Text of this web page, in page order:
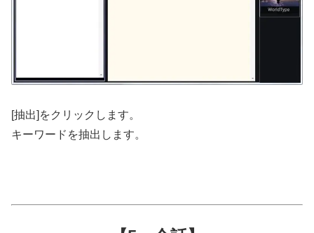
[抽出]をクリックします。
キーワードを抽出します。